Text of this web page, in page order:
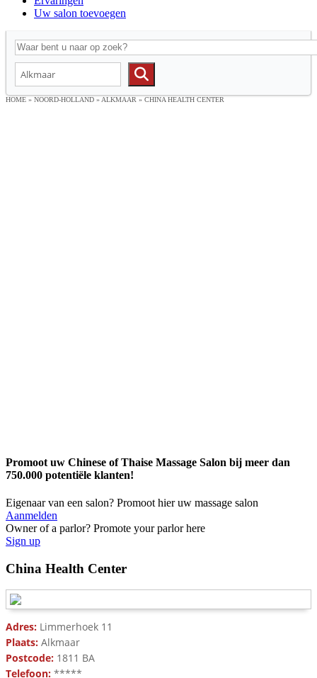
Uw salon toevoegen
HOME » NOORD-HOLLAND »ALKMAAR » CHINA HEALTH CENTER
Promoot uw Chinese of Thaise Massage Salon bij meer dan
750.000 potentiële klanten!
Eigenaar van een salon? Promoot hier uw massage salon
Aanmelden
Owner of a parlor? Promote your parlor here
Sign up
China Health Center
Adres: Limmerhoek 11
Plaats: Alkmaar
Postcode: 1811 BA
Telefoon: *****